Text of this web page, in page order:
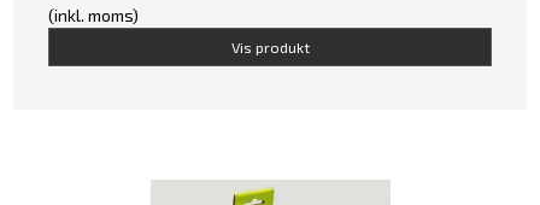
(inkl. moms)
Vis produkt